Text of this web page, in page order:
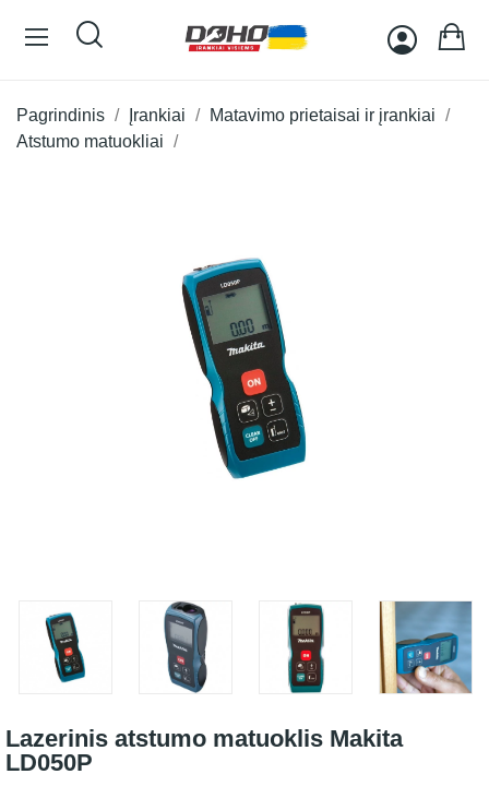
Pagrindinis Įrankiai
Matavimo prietaisai ir įrankiai
Atstumo matuokliai
Lazerinis atstumo matuoklis Makita
LD050P